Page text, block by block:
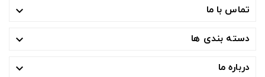
تماس با ما 
دسته بندی ها 
درباره ما 